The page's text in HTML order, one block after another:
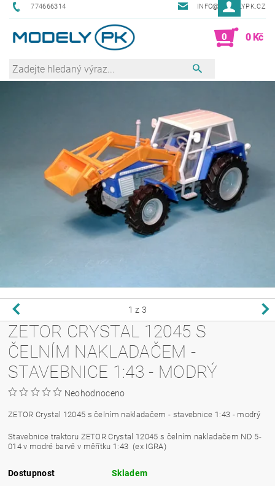
774666314 INFO@MODELYPK.CZ
0 0 Kč
1 z 3
ZETOR CRYSTAL 12045 S
ČELNÍM NAKLADAČEM -
STAVEBNICE 1:43 - MODRÝ
Neohodnoceno
ZETOR Crystal 12045 s čelním nakladačem - stavebnice 1:43 - modrý
Stavebnice traktoru ZETOR Crystal 12045 s čelním nakladačem ND 5-
014 v modré barvě v měřítku 1:43 (ex IGRA)
Dostupnost Skladem